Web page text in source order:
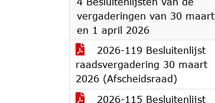
vergaderingen van 30 maart
en 1 april 2026
2026-119 Besluitenlijst
raadsvergadering 30 maart
2026 (Afscheidsraad)
2026-115 Besluitenlijst